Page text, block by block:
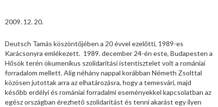
2009. 12. 20.
Deutsch Tamás köszöntőjében a 20 évvel ezelőtti, 1989-es
Karácsonyra emlékezett. 1989. december 24-én este, Budapesten a
Hősök terén ökumenikus szolidaritási istentisztelet volt a romániai
forradalom mellett. Alig néhány nappal korábban Németh Zsolttal
közösen jutottak arra az elhatározásra, hogy a temesvári, majd
később erdélyi és romániai forradalmi eseményekkel kapcsolatban az
egész országban érezhető szolidaritást és tenni akarást egy ilyen